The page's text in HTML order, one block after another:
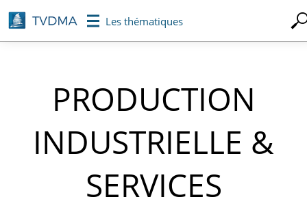
Aller
au
contenu
Les thématiques
PRODUCTION
INDUSTRIELLE &
SERVICES